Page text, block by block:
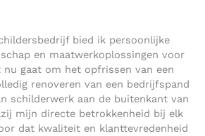
bied ik persoonlijke
en maatwerkoplossingen voor
nu gaat om het opfrissen van een
renoveren van een bedrijfspand
schilderwerk aan de buitenkant van
mijn directe betrokkenheid bij elk
dat kwaliteit en klanttevredenheid